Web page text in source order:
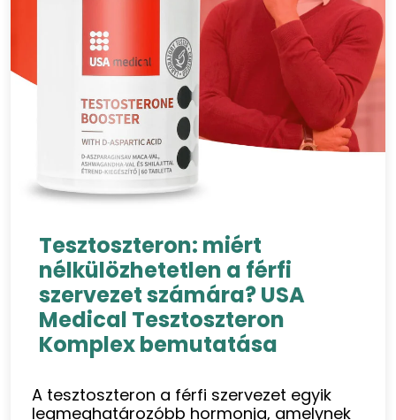
Tesztoszteron: miért
nélkülözhetetlen a férfi
szervezet számára? USA
Medical Tesztoszteron
Komplex bemutatása
A tesztoszteron a férfi szervezet egyik
legmeghatározóbb hormonja, amelynek